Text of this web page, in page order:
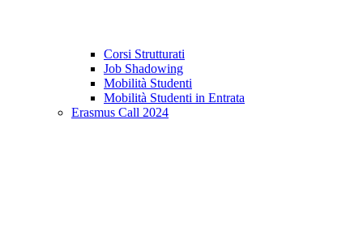
Corsi Strutturati
Job Shadowing
Mobilità Studenti
Mobilità Studenti in Entrata
Erasmus Call 2024